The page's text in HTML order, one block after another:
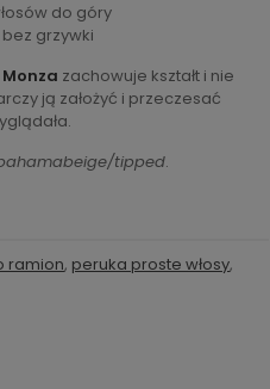
do góry
grzywki
zachowuje kształt i nie
ją założyć i przeczesać
tipped.
ramion, peruka proste włosy,